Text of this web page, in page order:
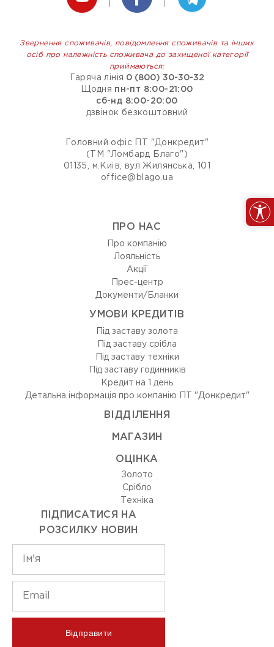
Звернення споживачів, повідомлення споживачів та інших
осіб про належність споживача до захищеної категорії
приймаються:
Гаряча лінія 0 (800) 30-30-32
Щодня пн-пт 8:00-21:00
сб-нд 8:00-20:00
дзвінок безкоштовний
Головний офіс ПТ "Донкредит"
(ТМ "Ломбард Благо")
01135, м.Київ, вул Жилянська, 101
office@blago.ua
ПРО НАС
Про компанію
Лояльність
Акції
Прес-центр
Документи/Бланки
УМОВИ КРЕДИТІВ
Під заставу золота
Під заставу срібла
Під заставу техніки
Під заставу годинників
Кредит на 1 день
Детальна інформація про компанію ПТ "Донкредит"
ВIДДIЛЕННЯ
МАГАЗИН
ОЦIНКА
Золото
Срiбло
Технiка
ПІДПИСАТИСЯ НА
РОЗСИЛКУ НОВИН
Відправити